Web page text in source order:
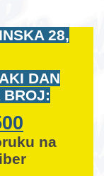
28,
DAN
BROJ:
na